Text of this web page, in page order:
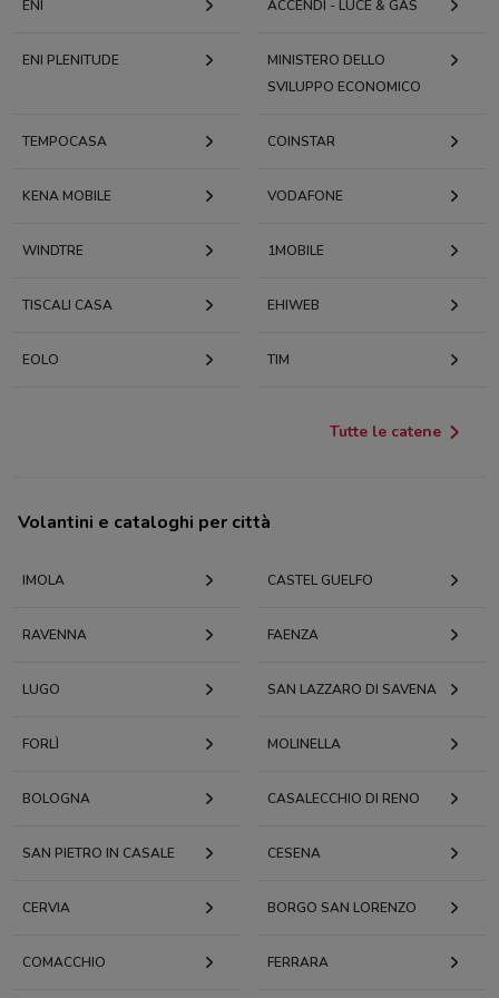
ENI ACCENDI - LUCE & GAS
ENI PLENITUDE
MINISTERO DELLO
SVILUPPO ECONOMICO
TEMPOCASA COINSTAR
KENA MOBILE VODAFONE
WINDTRE 1MOBILE
TISCALI CASA EHIWEB
EOLO TIM
Tutte le catene
Volantini e cataloghi per città
IMOLA CASTEL GUELFO
RAVENNA FAENZA
LUGO SAN LAZZARO DI SAVENA
FORLÌ MOLINELLA
BOLOGNA CASALECCHIO DI RENO
SAN PIETRO IN CASALE CESENA
CERVIA BORGO SAN LORENZO
COMACCHIO FERRARA